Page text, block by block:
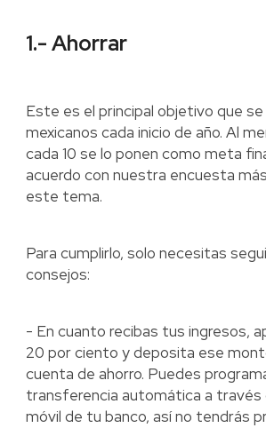
1.- Ahorrar
Este es el principal objetivo que se
mexicanos cada inicio de año. Al
cada 10 se lo ponen como meta
acuerdo con nuestra encuesta
este tema.
Para cumplirlo, solo necesitas
consejos:
- En cuanto recibas tus ingresos,
20 por ciento y deposita ese
cuenta de ahorro. Puedes
transferencia automática a través
móvil de tu banco, así no tendrás